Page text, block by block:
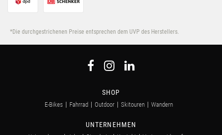
*Die durchgestrichenen Preise entsprechen dem UVP des Herstellers.
SHOP
E-Bikes Fahrrad Outdoor Skitouren Wandern
UNTERNEHMEN